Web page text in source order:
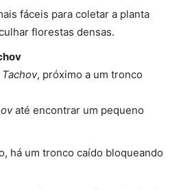
fáceis para coletar a planta
florestas densas.
Tachov, próximo a um tronco
até encontrar um pequeno
há um tronco caído bloqueando